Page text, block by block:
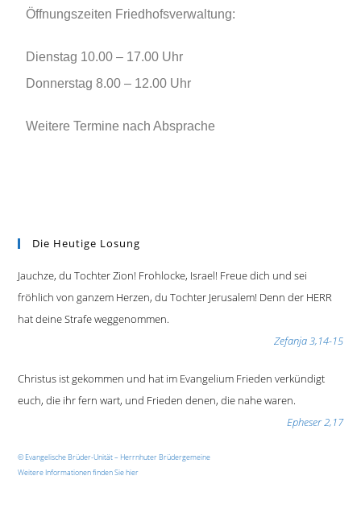
Öffnungszeiten Friedhofsverwaltung:
Dienstag 10.00 – 17.00 Uhr
Donnerstag 8.00 – 12.00 Uhr
Weitere Termine nach Absprache
Die Heutige Losung
Jauchze, du Tochter Zion! Frohlocke, Israel! Freue dich und sei
fröhlich von ganzem Herzen, du Tochter Jerusalem! Denn der HERR
hat deine Strafe weggenommen.
Zefanja 3,14-15
Christus ist gekommen und hat im Evangelium Frieden verkündigt
euch, die ihr fern wart, und Frieden denen, die nahe waren.
Epheser 2,17
© Evangelische Brüder-Unität – Herrnhuter Brüdergemeine
Weitere Informationen finden Sie hier